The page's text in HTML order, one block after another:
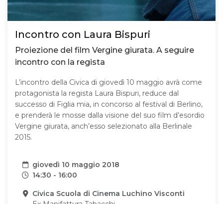
Incontro con Laura Bispuri
Proiezione del film Vergine giurata. A seguire
incontro con la regista
L’incontro della Civica di giovedì 10 maggio avrà come
protagonista la regista Laura Bispuri, reduce dal
successo di Figlia mia, in concorso al festival di Berlino,
e prenderà le mosse dalla visione del suo film d’esordio
Vergine giurata, anch’esso selezionato alla Berlinale
2015.
Data
giovedì 10 maggio 2018
Orari
14:30 - 16:00
Sede
Civica Scuola di Cinema Luchino Visconti